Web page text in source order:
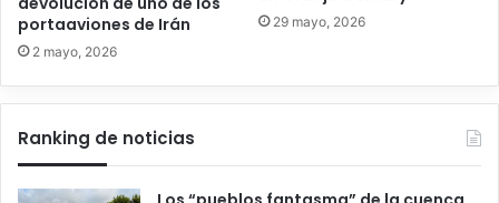
portaaviones de Irán
2 mayo, 2026
29 mayo, 2026
Ranking de noticias